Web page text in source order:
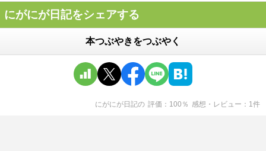
にがにが日記をシェアする
本つぶやきをつぶやく
にがにが日記の 評価 100 ％ 感想・レビュー 1件